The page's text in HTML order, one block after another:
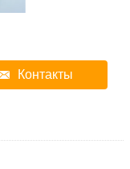
Контакты